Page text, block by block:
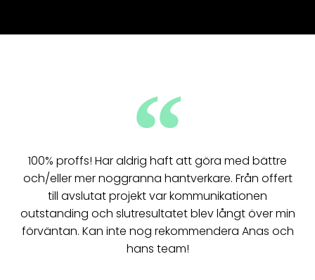
100% proffs! Har aldrig haft att göra med bättre
och/eller mer noggranna hantverkare. Från offert
till avslutat projekt var kommunikationen
outstanding och slutresultatet blev långt över min
förväntan. Kan inte nog rekommendera Anas och
hans team!